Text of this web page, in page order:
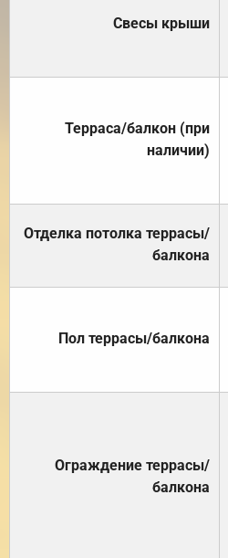
Свесы крыши
Терраса/балкон (при
наличии)
Отделка потолка террасы/
балкона
Пол террасы/балкона
Ограждение террасы/
балкона